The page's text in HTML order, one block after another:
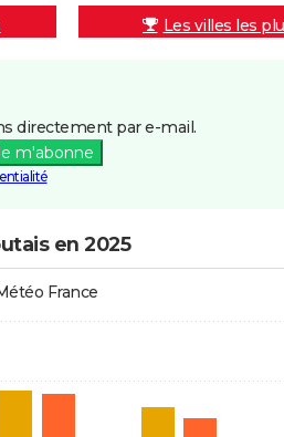
Les villes les
directement par e-mail.
m'abonne
en 2025
France